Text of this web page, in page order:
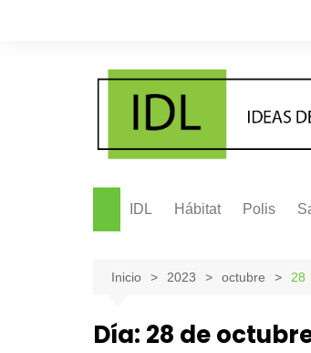
IDL Hábitat Polis
Inicio 2023 octubre 28
Día: 28 de